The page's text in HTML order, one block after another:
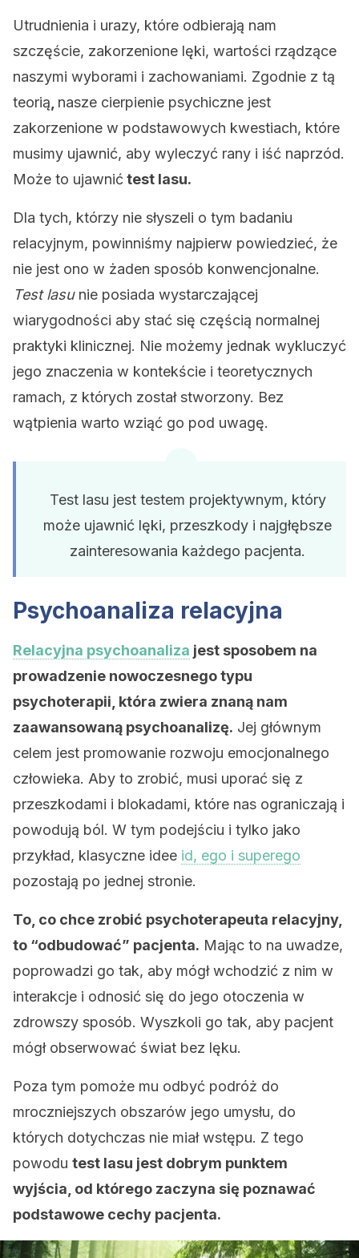
Utrudnienia i urazy, które odbierają nam
szczęście, zakorzenione lęki, wartości rządzące
naszymi wyborami i zachowaniami. Zgodnie z tą
teorią nasze cierpienie psychiczne jest
zakorzenione w podstawowych kwestiach, które
musimy ujawnić, aby wyleczyć rany i iść naprzód.
Może to ujawnićtest lasu.
Dla tych, którzy nie słyszeli o tym badaniu
relacyjnym, powinniśmy najpierw powiedzieć, że
nie jest ono w żaden sposób konwencjonalne.
Test lasunie posiada wystarczającej
wiarygodności aby stać się częścią normalnej
praktyki klinicznej. Nie możemy jednak wykluczyć
jego znaczenia w kontekście i teoretycznych
ramach, z których został stworzony. Bez
wątpienia warto wziąć go pod uwagę.
Test lasu jest testem projektywnym, który
może ujawnić lęki, przeszkody i najgłębsze
zainteresowania każdego pacjenta.
Psychoanaliza relacyjna
Relacyjna psychoanaliza jest sposobem na
prowadzenie nowoczesnego typu
psychoterapii, która zwiera znaną nam
zaawansowaną psychoanalizę. Jej głównym
celem jest promowanie rozwoju emocjonalnego
człowieka. Aby to zrobić, musi uporać się z
przeszkodami i blokadami, które nas ograniczają i
powodują ból. W tym podejściu i tylko jako
przykład, klasyczne idee id, ego i superego
pozostają po jednej stronie.
To, co chce zrobić psychoterapeuta relacyjny,
to “odbudować” pacjenta. Mając to na uwadze,
poprowadzi go tak, aby mógł wchodzić z nim w
interakcje i odnosić się do jego otoczenia w
zdrowszy sposób. Wyszkoli go tak, aby pacjent
mógł obserwować świat bez lęku.
Poza tym pomoże mu odbyć podróż do
mroczniejszych obszarów jego umysłu, do
których dotychczas nie miał wstępu. Z tego
powodu test lasu jest dobrym punktem
wyjścia, od którego zaczyna się poznawać
podstawowe cechy pacjenta.